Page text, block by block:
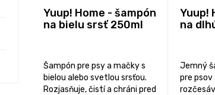
Yuup! Home - šampón
na bielu srsť 250ml
Šampón pre psy a mačky s
bielou alebo svetlou srsťou.
Rozjasňuje, čistí a chráni pred
Yuup!
na
Jemný
pre psov